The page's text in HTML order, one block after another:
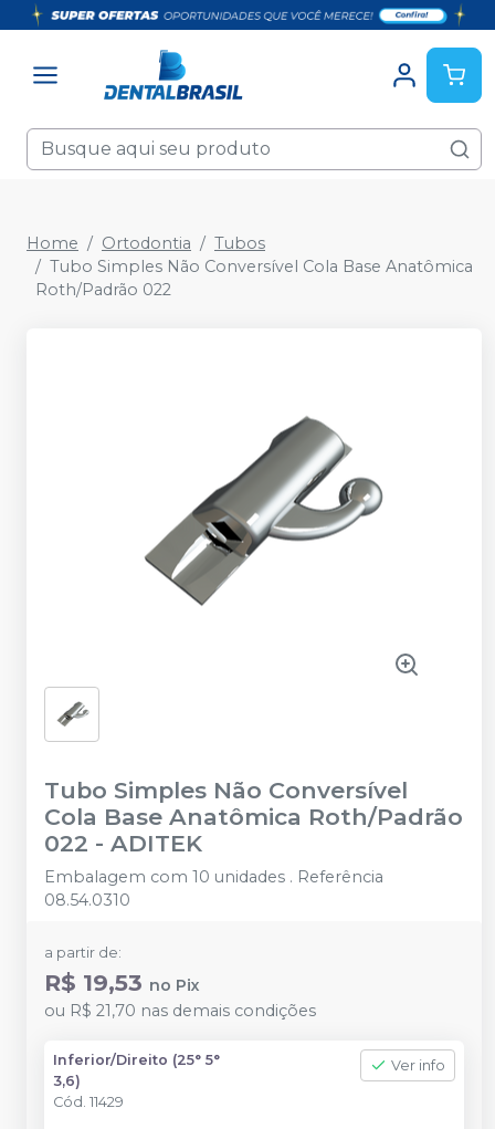
Home Ortodontia
Tubos
Tubo Simples Não Conversível Cola Base Anatômica
Roth/Padrão 022
Tubo Simples Não Conversível
Cola Base Anatômica Roth/Padrão
022 - ADITEK
Embalagem com 10 unidades . Referência
08.54.0310
a partir de:
R$ 19,53 no Pix
ou R$ 21,70 nas demais condições
Inferior/Direito (25° 5°
3,6)
Cód. 11429
Ver info